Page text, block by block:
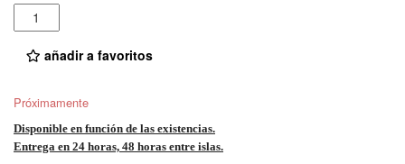
Cantidad
añadir a favoritos
Próximamente
Disponible en función de las existencias.
Entrega en 24 horas, 48 horas entre islas.